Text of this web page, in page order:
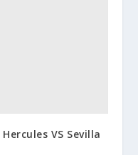
VS Sevilla